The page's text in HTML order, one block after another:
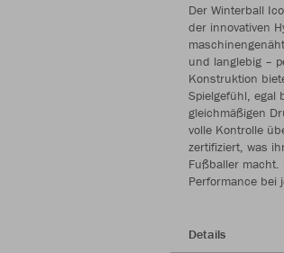
Der Winterball
der innovativen
und langlebig –
Konstruktion
Spielgefühl, egal
gleichmäßigen
volle Kontrolle
zertifiziert, was
Fußballer macht.
Performance bei
Details